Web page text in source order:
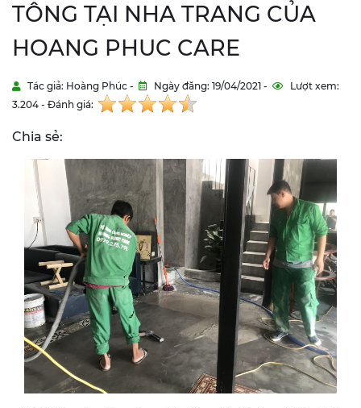
TÔNG TẠI NHA TRANG CỦA
HOANG PHUC CARE
Tác giả: Hoàng Phúc - Ngày đăng: 19/04/2021 -
Lượt xem:
3.204 - Đánh giá:
Chia sẻ: